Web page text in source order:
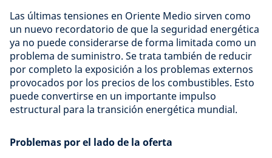
Las últimas tensiones en Oriente Medio sirven como
un nuevo recordatorio de que la seguridad energética
ya no puede considerarse de forma limitada como un
problema de suministro. Se trata también de reducir
por completo la exposición a los problemas externos
provocados por los precios de los combustibles. Esto
puede convertirse en un importante impulso
estructural para la transición energética mundial.
Problemas por el lado de la oferta